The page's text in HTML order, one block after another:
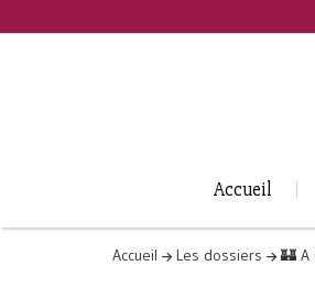
Accueil
Accueil Les dossiers 🏰 A